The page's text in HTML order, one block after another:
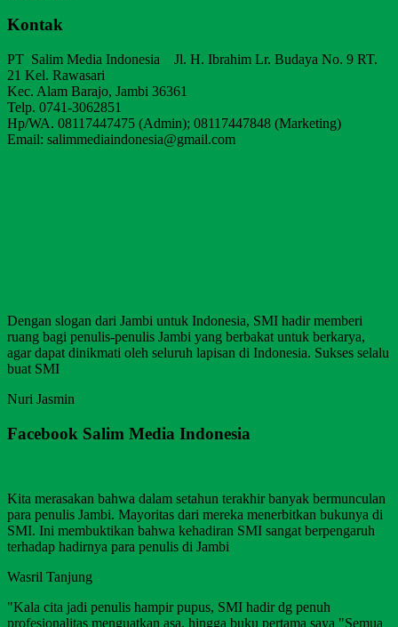
Kontak
PT Salim Media Indonesia Jl. H. Ibrahim Lr. Budaya No. 9 RT.
21 Kel. Rawasari
Kec. Alam Barajo, Jambi 36361
Telp. 0741-3062851
Hp/WA. 08117447475 (Admin); 08117447848 (Marketing)
Email: salimmediaindonesia@gmail.com
Dengan slogan dari Jambi untuk Indonesia, SMI hadir memberi
ruang bagi penulis-penulis Jambi yang berbakat untuk berkarya,
agar dapat dinikmati oleh seluruh lapisan di Indonesia. Sukses selalu
buat SMI
Nuri Jasmin
Facebook Salim Media Indonesia
Kita merasakan bahwa dalam setahun terakhir banyak bermunculan
para penulis Jambi. Mayoritas dari mereka menerbitkan bukunya di
SMI. Ini membuktikan bahwa kehadiran SMI sangat berpengaruh
terhadap hadirnya para penulis di Jambi
Wasril Tanjung
"Kala cita jadi penulis hampir pupus, SMI hadir dg penuh
profesionalitas menguatkan asa, hingga buku pertama saya "Semua